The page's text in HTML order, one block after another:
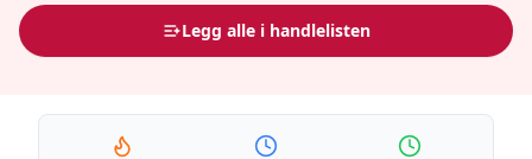
Legg alle i handlelisten